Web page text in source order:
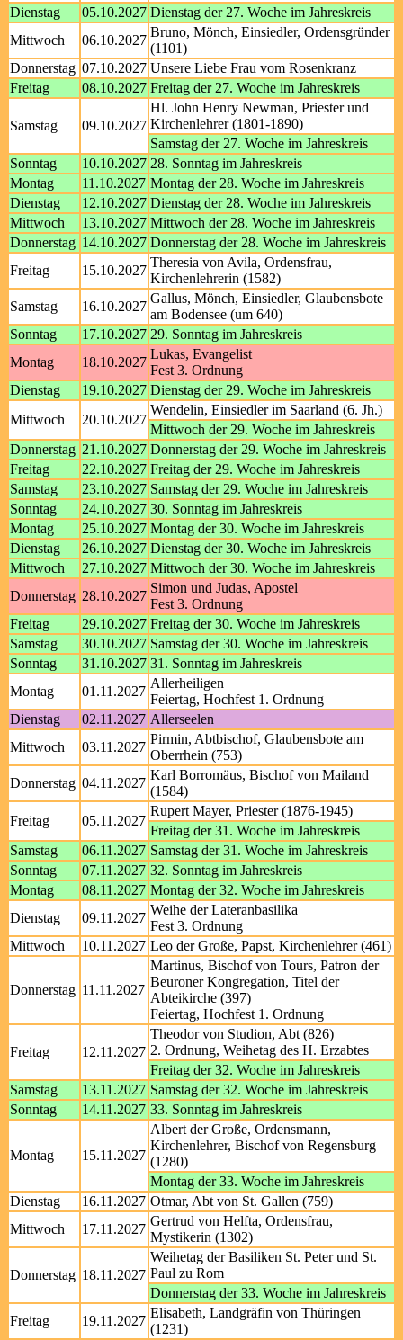
Dienstag 05.10.2027 Dienstag der 27. Woche im Jahreskreis
Mittwoch
06.10.2027
Bruno, Mönch, Einsiedler, Ordensgründer
(1101)
Donnerstag 07.10.2027 Unsere Liebe Frau vom Rosenkranz
Freitag
08.10.2027 Freitag der 27. Woche im Jahreskreis
Samstag 09.10.2027
Hl. John Henry Newman, Priester und
Kirchenlehrer (1801-1890)
Samstag der 27. Woche im Jahreskreis
Sonntag
10.10.2027 28. Sonntag im Jahreskreis
Montag
11.10.2027 Montag der 28. Woche im Jahreskreis
Dienstag
12.10.2027 Dienstag der 28. Woche im Jahreskreis
Mittwoch
13.10.2027 Mittwoch der 28. Woche im Jahreskreis
Donnerstag 14.10.2027 Donnerstag der 28. Woche im Jahreskreis
Freitag
15.10.2027
Theresia von Avila, Ordensfrau,
Kirchenlehrerin (1582)
Samstag
16.10.2027
Gallus, Mönch, Einsiedler, Glaubensbote
am Bodensee (um 640)
Sonntag
17.10.2027 29. Sonntag im Jahreskreis
Montag
18.10.2027
Lukas, Evangelist
Fest 3. Ordnung
Dienstag
19.10.2027 Dienstag der 29. Woche im Jahreskreis
Mittwoch
20.10.2027
Wendelin, Einsiedler im Saarland (6. Jh.)
Mittwoch der 29. Woche im Jahreskreis
Donnerstag 21.10.2027 Donnerstag der 29. Woche im Jahreskreis
Freitag
22.10.2027 Freitag der 29. Woche im Jahreskreis
Samstag
23.10.2027 Samstag der 29. Woche im Jahreskreis
Sonntag
24.10.2027 30. Sonntag im Jahreskreis
Montag
25.10.2027 Montag der 30. Woche im Jahreskreis
Dienstag
26.10.2027 Dienstag der 30. Woche im Jahreskreis
Mittwoch
27.10.2027 Mittwoch der 30. Woche im Jahreskreis
Donnerstag 28.10.2027
Simon und Judas, Apostel
Fest 3. Ordnung
Freitag
29.10.2027 Freitag der 30. Woche im Jahreskreis
Samstag
30.10.2027 Samstag der 30. Woche im Jahreskreis
Sonntag
31.10.2027 31. Sonntag im Jahreskreis
Montag
01.11.2027
Allerheiligen
Feiertag, Hochfest 1. Ordnung
Dienstag
02.11.2027 Allerseelen
Mittwoch
03.11.2027
Pirmin, Abtbischof, Glaubensbote am
Oberrhein (753)
Donnerstag 04.11.2027
Karl Borromäus, Bischof von Mailand
(1584)
Freitag
05.11.2027
Rupert Mayer, Priester (1876-1945)
Freitag der 31. Woche im Jahreskreis
Samstag
06.11.2027 Samstag der 31. Woche im Jahreskreis
Sonntag
07.11.2027 32. Sonntag im Jahreskreis
Montag
08.11.2027 Montag der 32. Woche im Jahreskreis
Dienstag
09.11.2027
Weihe der Lateranbasilika
Fest 3. Ordnung
Mittwoch
10.11.2027 Leo der Große, Papst, Kirchenlehrer (461)
Donnerstag 11.11.2027
Martinus, Bischof von Tours, Patron der
Beuroner Kongregation, Titel der
Abteikirche (397)
Feiertag, Hochfest 1. Ordnung
Freitag 12.11.2027
Theodor von Studion, Abt (826)
2. Ordnung, Weihetag des H. Erzabtes
Freitag der 32. Woche im Jahreskreis
Samstag
13.11.2027 Samstag der 32. Woche im Jahreskreis
Sonntag
14.11.2027 33. Sonntag im Jahreskreis
Montag 15.11.2027
Albert der Große, Ordensmann,
Kirchenlehrer, Bischof von Regensburg
(1280)
Montag der 33. Woche im Jahreskreis
Dienstag
16.11.2027 Otmar, Abt von St. Gallen (759)
Mittwoch
17.11.2027
Gertrud von Helfta, Ordensfrau,
Mystikerin (1302)
Donnerstag 18.11.2027
Weihetag der Basiliken St. Peter und St.
Paul zu Rom
Donnerstag der 33. Woche im Jahreskreis
Freitag
19.11.2027
Elisabeth, Landgräfin von Thüringen
(1231)